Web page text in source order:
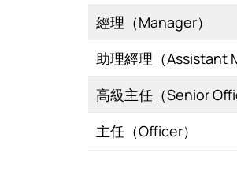
經理（Manager）
助理經理（Assistant
高級主任（Senior
主任（Officer）